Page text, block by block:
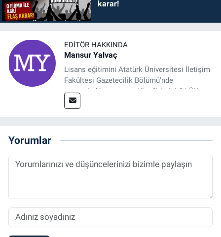
karar!
EDITÖR HAKKINDA
Mansur Yalvaç
Lisans eğitimini Atatürk Üniversitesi İletişim
Fakültesi Gazetecilik Bölümü'nde
tamamladıktan sonra, YL eğitimini GAÜN
Sosyal Bilimler Enstitüsü'nde İletişim ve T. D.
Spor, Sağlık ve Ekonomi Editörü olarak
sürdürmektedir.
Yorumlar